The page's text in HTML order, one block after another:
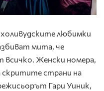
холивудските любимки
мита, че
всичко. Женски номера,
скритите страни на
Гари Уиник,